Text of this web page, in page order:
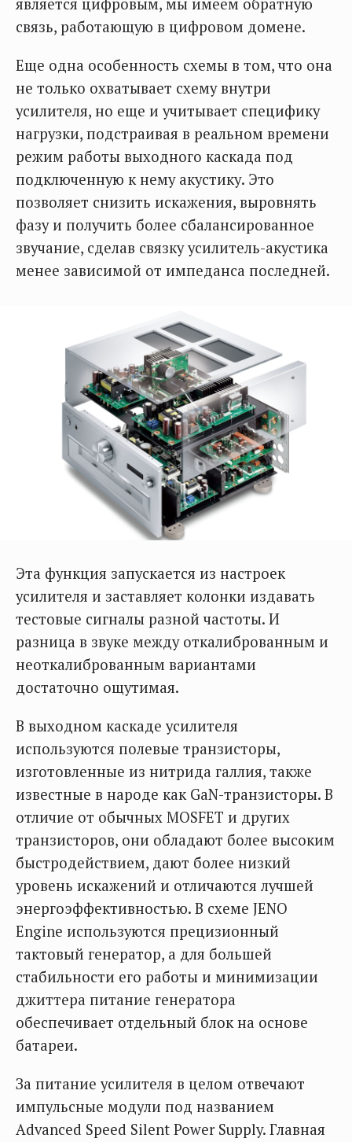
связь, работающую в цифровом домене.
Еще одна особенность схемы в том, что она
не только охватывает схему внутри
усилителя, но еще и учитывает специфику
нагрузки, подстраивая в реальном времени
режим работы выходного каскада под
подключенную к нему акустику. Это
позволяет снизить искажения, выровнять
фазу и получить более сбалансированное
звучание, сделав связку усилитель-акустика
менее зависимой от импеданса последней.
Эта функция запускается из настроек
усилителя и заставляет колонки издавать
тестовые сигналы разной частоты. И
разница в звуке между откалиброванным и
неоткалиброванным вариантами
достаточно ощутимая.
В выходном каскаде усилителя
используются полевые транзисторы,
изготовленные из нитрида галлия, также
известные в народе как GaN-транзисторы. В
отличие от обычных MOSFET и других
транзисторов, они обладают более высоким
быстродействием, дают более низкий
уровень искажений и отличаются лучшей
энергоэффективностью. В схеме JENO
Engine используются прецизионный
тактовый генератор, а для большей
стабильности его работы и минимизации
джиттера питание генератора
обеспечивает отдельный блок на основе
батареи.
За питание усилителя в целом отвечают
импульсные модули под названием
Advanced Speed Silent Power Supply. Главная